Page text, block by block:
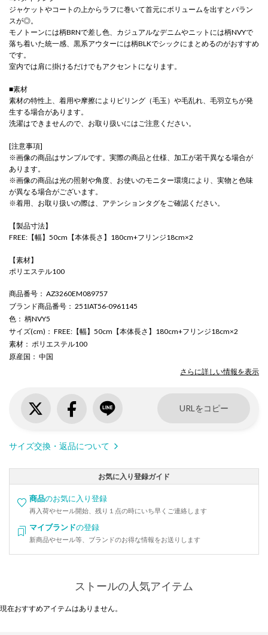
ジャケットやコートの上からラフに巻いて首元にボリュームを出すとバラン
スが◎。
モノトーンには柄BRNで差し色、カジュアルなデニムやニットには柄NVYで
落ち着いた統一感、黒系アウターには柄BLKでシックにまとめるのがおすすめ
です。
室内では肩に掛けるだけでもアクセントになります。
■素材
素材の特性上、着用や摩擦によりピリング（毛玉）や毛乱れ、毛羽立ちが発
生する場合があります。
洗濯はできませんので、お取り扱いにはご注意ください。
[注意事項]
※画像の商品はサンプルです。実際の商品と仕様、加工が若干異なる場合が
あります。
※画像の商品は光の照射や角度、お使いのモニター環境により、実物と色味
が異なる場合がございます。
※着用、お取り扱いの際は、アテンションタグをご確認ください。
【製品寸法】
FREE:【幅】50cm【本体長さ】180cm+フリンジ18cm×2
【素材】
ポリエステル100
商品番号 ： AZ3260EM089757
ブランド商品番号 ： 251IAT56-0961145
色 ： 柄NVY5
サイズ(cm) ： FREE:【幅】50cm【本体長さ】180cm+フリンジ18cm×2
素材 ： ポリエステル100
原産国 ： 中国
さらに詳しい情報を表示
URLをコピー
サイズ交換・返品について
お気に入り登録ガイド
商品のお気に入り登録
再入荷やセール開始、残り１点の時にいち早くご連絡します
マイブランドの登録
新商品やセール等、ブランドのお得な情報をお送りします
ストールの人気アイテム
現在おすすめアイテムはありません。